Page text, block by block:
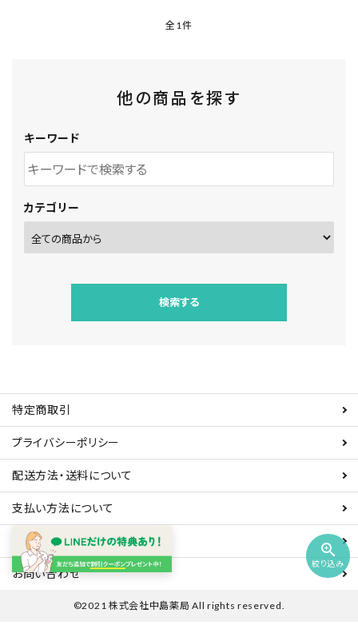
全1件
他の商品を探す
キーワード
カテゴリー
検索する
zoom_in
絞り込み
キーワード
カテゴリー
特定商取引
プライバシーポリシー
配送方法・送料について
支払い方法について
販売資格について
お問い合わせ
©2021 株式会社中島薬局 All rights reserved.